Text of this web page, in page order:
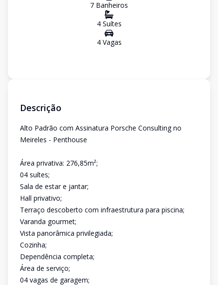
7 Banheiros
4Suítes
4Vagas
Descrição
Alto Padrão com Assinatura Porsche Consulting no
Meireles - Penthouse
Área privativa: 276,85m²;
04 suítes;
Sala de estar e jantar;
Hall privativo;
Terraço descoberto com infraestrutura para piscina;
Varanda gourmet;
Vista panorâmica privilegiada;
Cozinha;
Dependência completa;
Área de serviço;
04 vagas de garagem;